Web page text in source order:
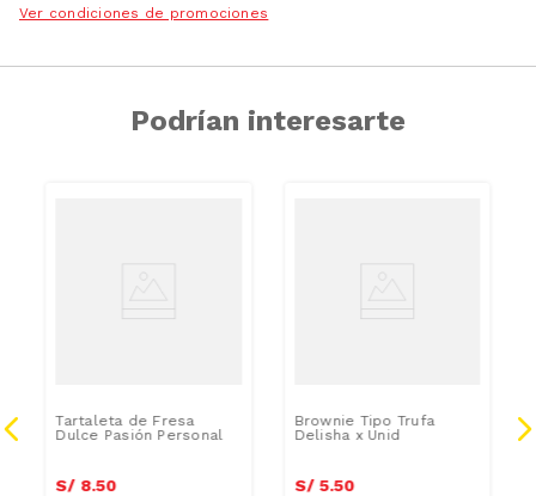
Ver condiciones de promociones
Podrían interesarte
Tartaleta de Fresa
Dulce Pasión Personal
S/ 8.50
Brownie Tipo Trufa
Delisha x Unid
S/ 5.50